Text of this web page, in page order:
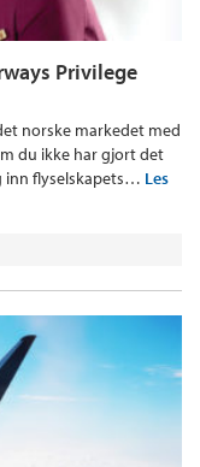
Privilege
norske markedet med
du ikke har gjort det
inn flyselskapets… Les